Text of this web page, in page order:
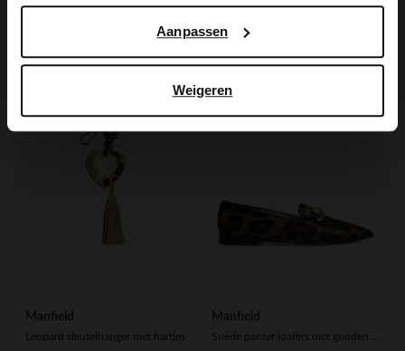
Aanpassen
Weigeren
77.99 55.00
Manfield
Leopard sleutelhanger met hartjes
Manfield
-50%